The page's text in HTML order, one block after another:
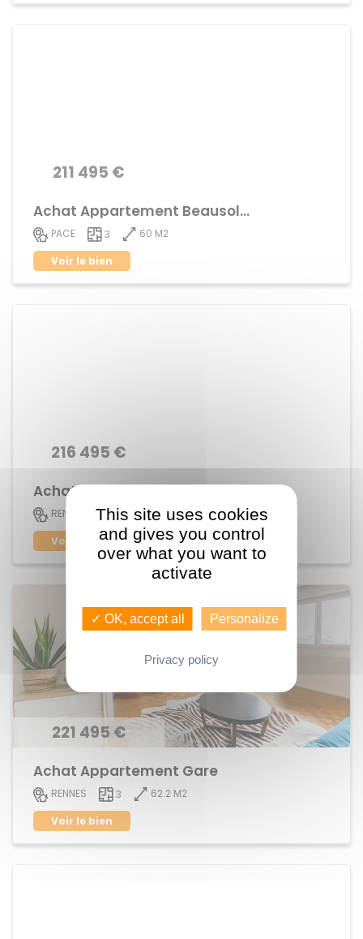
211 495 €
Achat Appartement Beausoleil
PACE 3
60 M2
Voir le bien
216 495 €
Achat Appartement Sacré Coeur
RENNES 3
51 M2
Voir le bien
221 495 €
Achat Appartement Gare
RENNES 3
62.2 M2
Voir le bien
This site uses cookies
and gives you control
over what you want to
activate
✓ OK, accept all Personalize
Privacy policy